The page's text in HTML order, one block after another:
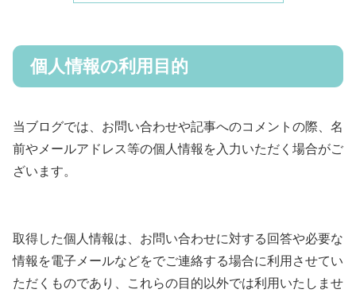
個人情報の利用目的
当ブログでは、お問い合わせや記事へのコメントの際、名
前やメールアドレス等の個人情報を入力いただく場合がご
ざいます。
取得した個人情報は、お問い合わせに対する回答や必要な
情報を電子メールなどをでご連絡する場合に利用させてい
ただくものであり、これらの目的以外では利用いたしませ